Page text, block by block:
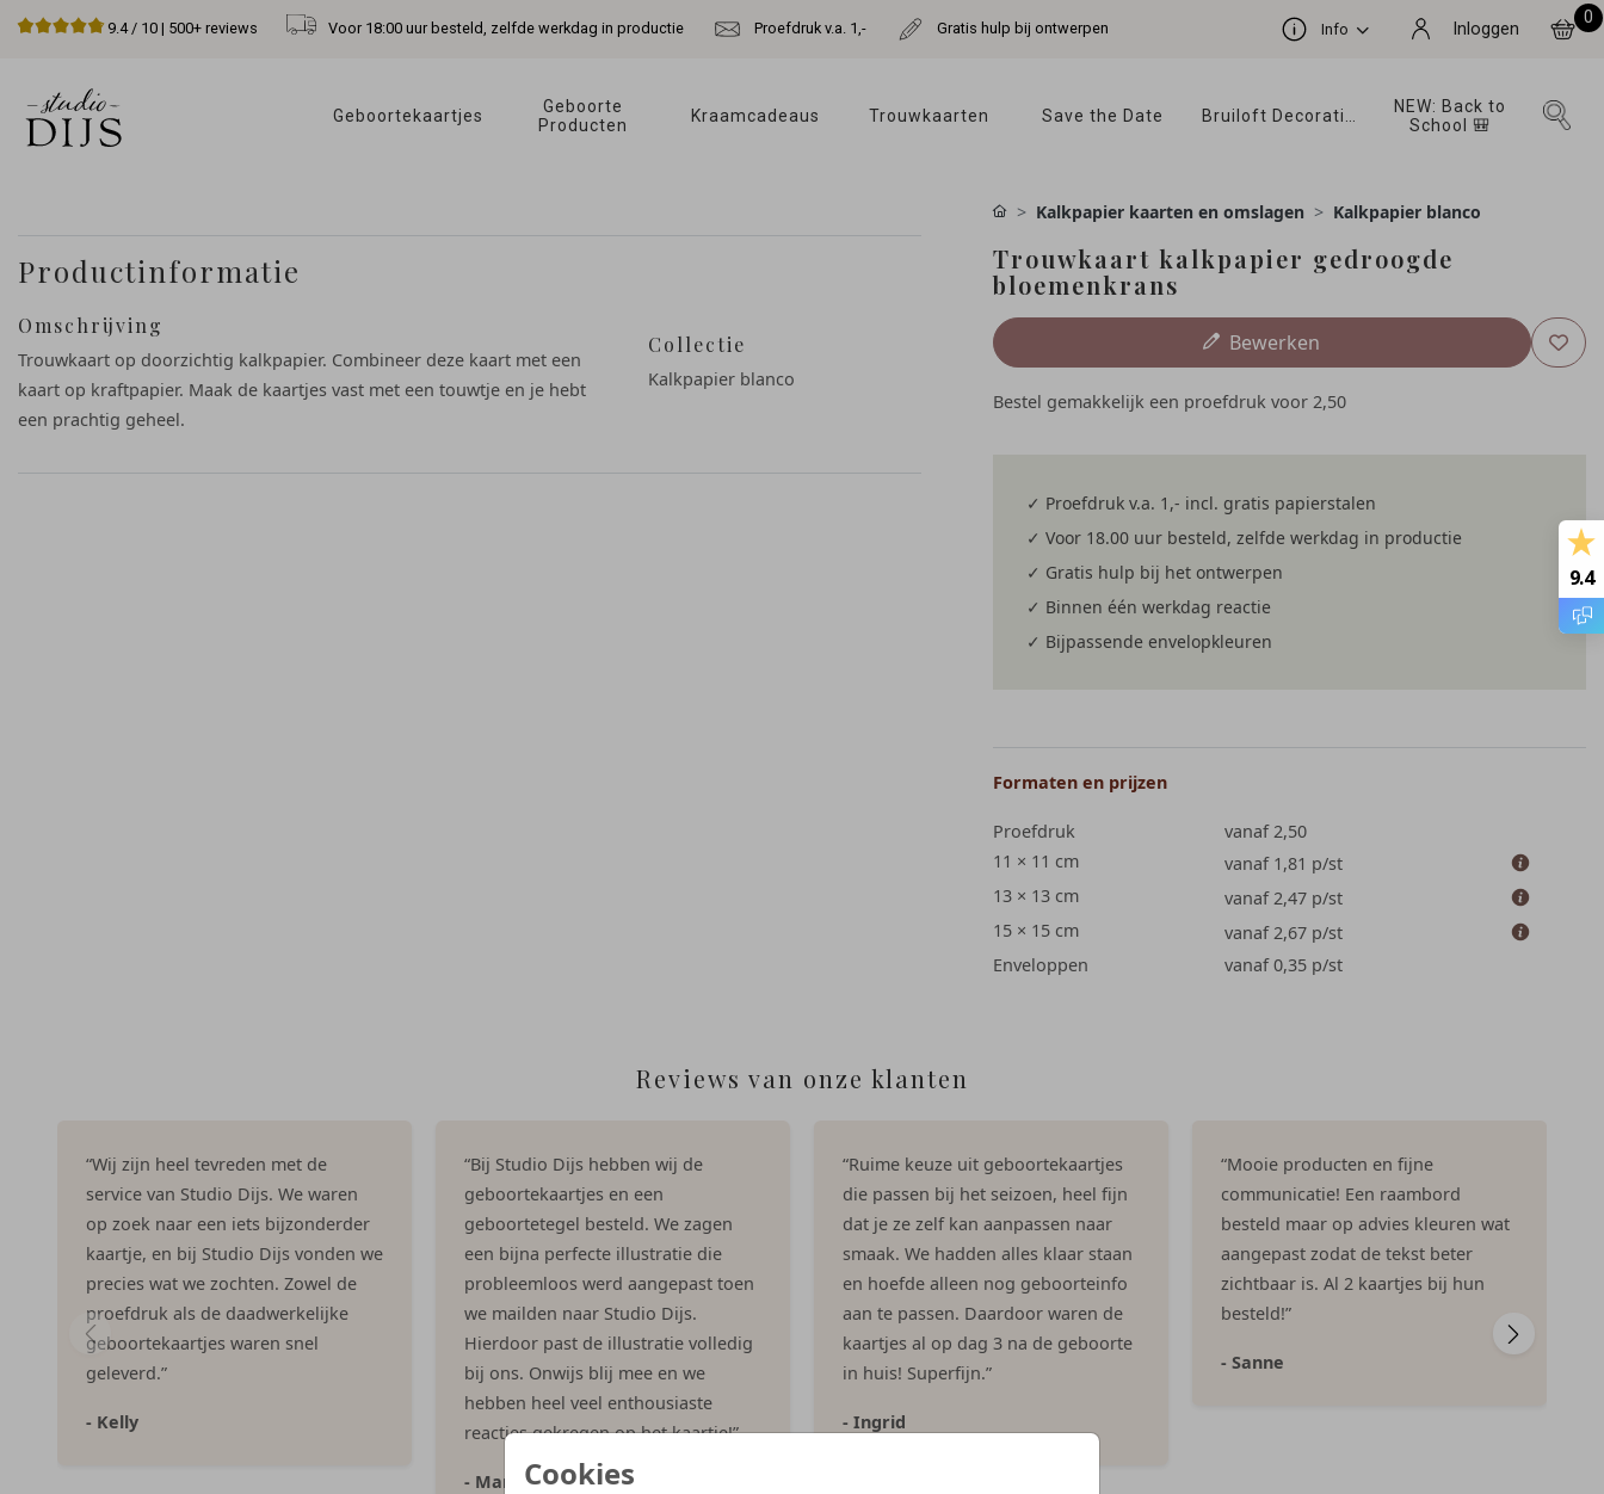
9.4/ 10 | 500+ reviews Voor 18:00 uur besteld, zelfde werkdag in productie Proefdruk v.a. 1,- Gratis hulp bij ontwerpen Info Inloggen
0
Geboortekaartjes
Geboorte
Producten
Kraamcadeaus Trouwkaarten Save the Date
NEW: Back to
School 🎒
Cookies
Productinformatie
Omschrijving
Trouwkaart op doorzichtig kalkpapier. Combineer deze kaart met een
kaart op kraftpapier. Maak de kaartjes vast met een touwtje en je hebt
een prachtig geheel.
Collectie
Kalkpapier blanco
Kalkpapier kaarten en omslagen Kalkpapier blanco
Trouwkaart kalkpapier gedroogde
bloemenkrans
Bewerken
Bestel gemakkelijk een proefdruk voor 2,50
✓ Proefdruk v.a. 1,- incl. gratis papierstalen
✓ Voor 18.00 uur besteld, zelfde werkdag in productie
✓ Gratis hulp bij het ontwerpen
✓ Binnen één werkdag reactie
✓ Bijpassende envelopkleuren
Formaten en prijzen
Proefdruk
vanaf 2,50
11 × 11 cm
vanaf 1,81 p/st
13 × 13 cm
vanaf 2,47 p/st
15 × 15 cm
vanaf 2,67 p/st
Enveloppen
vanaf 0,35 p/st
9.4
Reviews van onze klanten
“Wij zijn heel tevreden met de
service van Studio Dijs. We waren
op zoek naar een iets bijzonderder
kaartje, en bij Studio Dijs vonden we
precies wat we zochten. Zowel de
proefdruk als de daadwerkelijke
geboortekaartjes waren snel
geleverd.”
- Kelly
“Bij Studio Dijs hebben wij de
geboortekaartjes en een
geboortetegel besteld. We zagen
een bijna perfecte illustratie die
probleemloos werd aangepast toen
we mailden naar Studio Dijs.
Hierdoor past de illustratie volledig
bij ons. Onwijs blij mee en we
hebben heel veel enthousiaste
reacties gekregen op het kaartje!”
- Marloes
“Ruime keuze uit geboortekaartjes
die passen bij het seizoen, heel fijn
dat je ze zelf kan aanpassen naar
smaak. We hadden alles klaar staan
en hoefde alleen nog geboorteinfo
aan te passen. Daardoor waren de
kaartjes al op dag 3 na de geboorte
in huis! Superfijn.”
- Ingrid
“Mooie producten en fijne
communicatie! Een raambord
besteld maar op advies kleuren wat
aangepast zodat de tekst beter
zichtbaar is. Al 2 kaartjes bij hun
besteld!”
- Sanne